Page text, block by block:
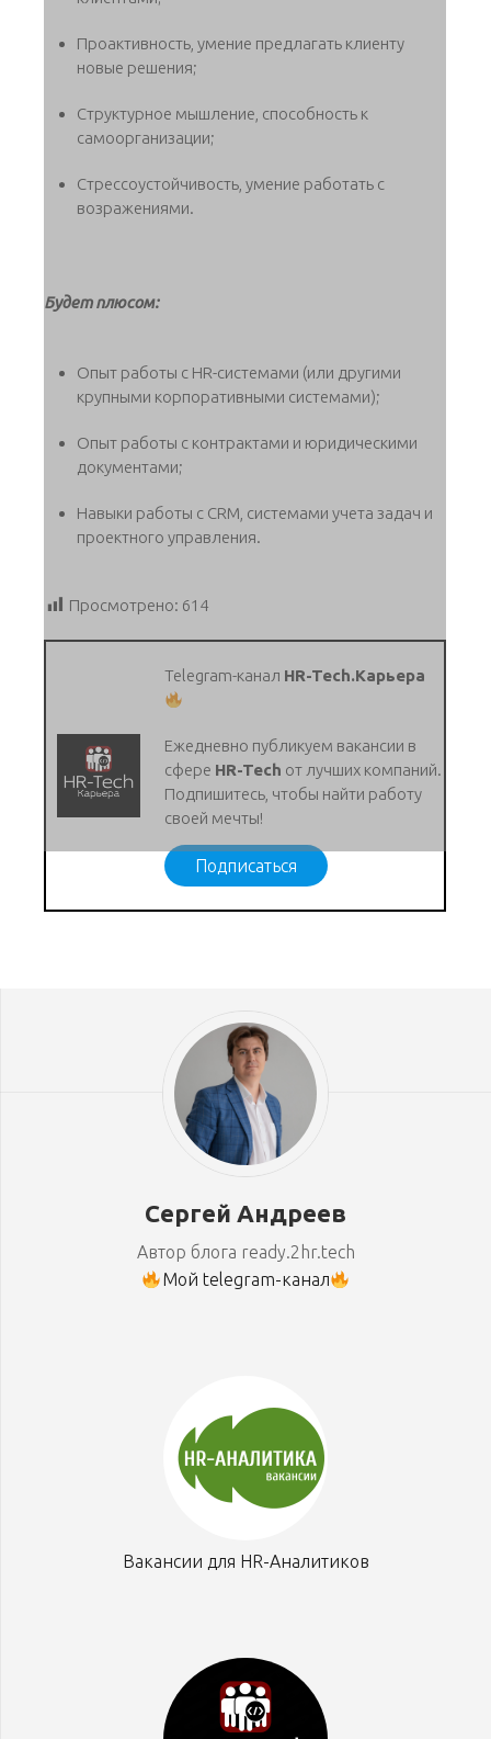
Проактивность, умение предлагать клиенту
новые решения;
Структурное мышление, способность к
самоорганизации;
Стрессоустойчивость, умение работать с
возражениями.
Будет плюсом:
Опыт работы с HR-системами (или другими
крупными корпоративными системами);
Опыт работы с контрактами и юридическими
документами;
Навыки работы с CRM, системами учета задач и
проектного управления.
Просмотрено: 614
Telegram-канал HR-Tech.Карьера
Ежедневно публикуем вакансии в
сфере HR-Tech от лучших компаний.
Подпишитесь, чтобы найти работу
своей мечты!
Подписаться
Сергей Андреев
Автор блога ready.2hr.tech
Мой telegram-канал
Вакансии для HR-Аналитиков